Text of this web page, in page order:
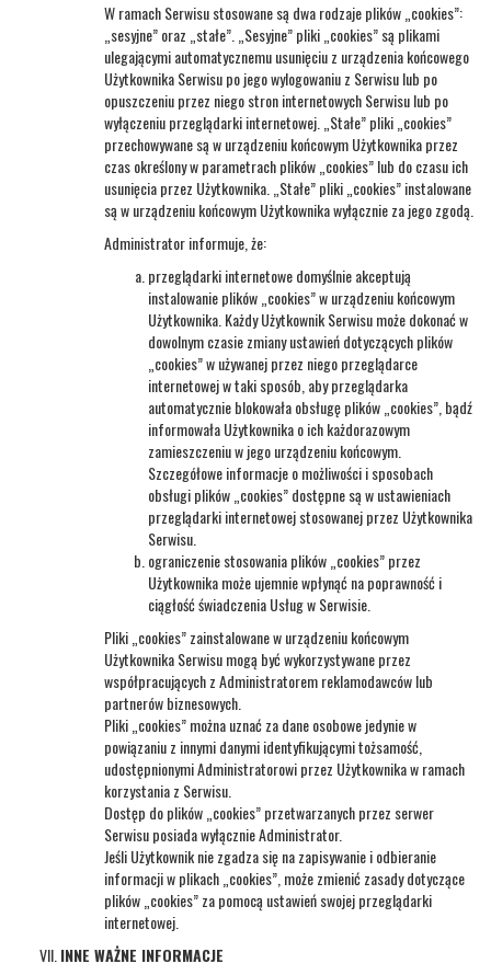
W ramach Serwisu stosowane są dwa rodzaje plików „cookies”:
„sesyjne” oraz „stałe”. „Sesyjne” pliki „cookies” są plikami
ulegającymi automatycznemu usunięciu z urządzenia końcowego
Użytkownika Serwisu po jego wylogowaniu z Serwisu lub po
opuszczeniu przez niego stron internetowych Serwisu lub po
wyłączeniu przeglądarki internetowej. „Stałe” pliki „cookies”
przechowywane są w urządzeniu końcowym Użytkownika przez
czas określony w parametrach plików „cookies” lub do czasu ich
usunięcia przez Użytkownika. „Stałe” pliki „cookies” instalowane
są w urządzeniu końcowym Użytkownika wyłącznie za jego zgodą.
Administrator informuje, że:
przeglądarki internetowe domyślnie akceptują
instalowanie plików „cookies” w urządzeniu końcowym
Użytkownika. Każdy Użytkownik Serwisu może dokonać w
dowolnym czasie zmiany ustawień dotyczących plików
„cookies” w używanej przez niego przeglądarce
internetowej w taki sposób, aby przeglądarka
automatycznie blokowała obsługę plików „cookies”, bądź
informowała Użytkownika o ich każdorazowym
zamieszczeniu w jego urządzeniu końcowym.
Szczegółowe informacje o możliwości i sposobach
obsługi plików „cookies” dostępne są w ustawieniach
przeglądarki internetowej stosowanej przez Użytkownika
Serwisu.
ograniczenie stosowania plików „cookies” przez
Użytkownika może ujemnie wpłynąć na poprawność i
ciągłość świadczenia Usług w Serwisie.
Pliki „cookies” zainstalowane w urządzeniu końcowym
Użytkownika Serwisu mogą być wykorzystywane przez
współpracujących z Administratorem reklamodawców lub
partnerów biznesowych.
Pliki „cookies” można uznać za dane osobowe jedynie w
powiązaniu z innymi danymi identyfikującymi tożsamość,
udostępnionymi Administratorowi przez Użytkownika w ramach
korzystania z Serwisu.
Dostęp do plików „cookies” przetwarzanych przez serwer
Serwisu posiada wyłącznie Administrator.
Jeśli Użytkownik nie zgadza się na zapisywanie i odbieranie
informacji w plikach „cookies”, może zmienić zasady dotyczące
plików „cookies” za pomocą ustawień swojej przeglądarki
internetowej.
INNE WAŻNE INFORMACJE